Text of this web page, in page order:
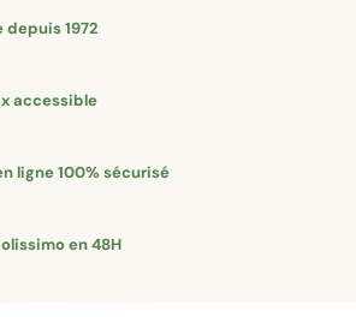
1972
accessible
ligne 100% sécurisé
en 48H